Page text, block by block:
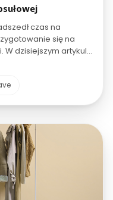
czas na
się na
W dzisiejszym artykule
na co dzień,
na wieczornych